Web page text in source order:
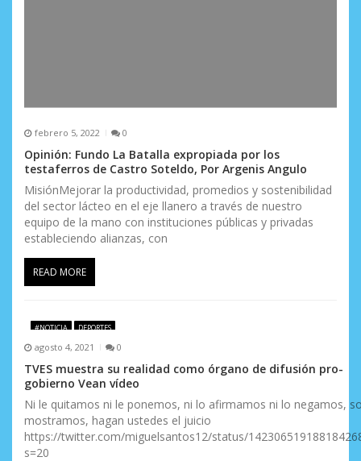
febrero 5, 2022 0
Opinión: Fundo La Batalla expropiada por los
testaferros de Castro Soteldo, Por Argenis Angulo
MisiónMejorar la productividad, promedios y sostenibilidad
del sector lácteo en el eje llanero a través de nuestro
equipo de la mano con instituciones públicas y privadas
estableciendo alianzas, con
READ MORE
#NOTICIA DEPORTES
agosto 4, 2021 0
TVES muestra su realidad como órgano de difusión pro-
gobierno Vean vídeo
Ni le quitamos ni le ponemos, ni lo afirmamos ni lo negamos,
mostramos, hagan ustedes el juicio
https://twitter.com/miguelsantos12/status/
s=20